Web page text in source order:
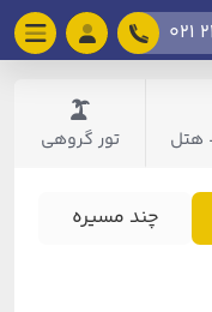
021
هتل تور گروهی
چند مسیره